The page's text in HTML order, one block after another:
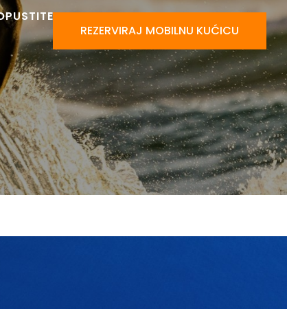
REZERVIRAJ MOBILNU KUĆICU